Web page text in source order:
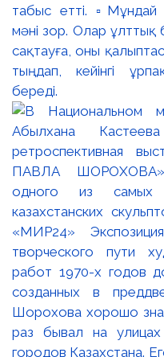
табыс етті. ▫️Мұндай
мәні зор. Олар ұлттық
сақтауға, оны
тыңдап, кейінгі
береді.